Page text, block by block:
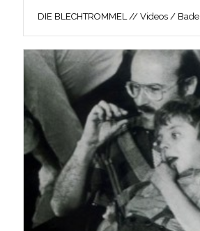
DIE BLECHTROMMEL // Videos /